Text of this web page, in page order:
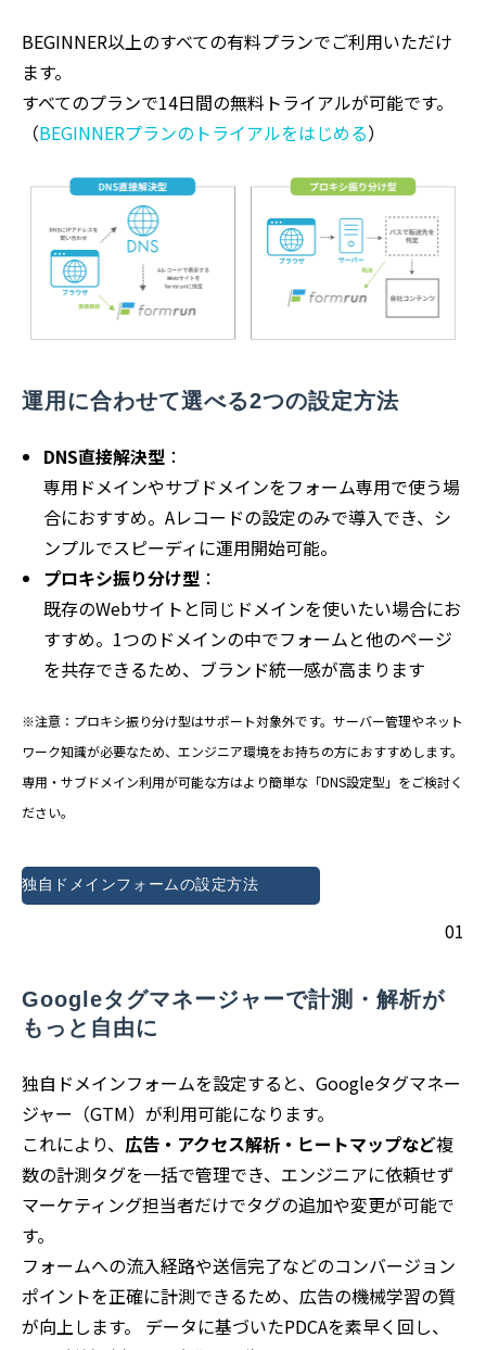
BEGINNER以上のすべての有料プランでご利用いただけ
ます。
すべてのプランで14日間の無料トライアルが可能です。
（BEGINNERプランのトライアルをはじめる）
運用に合わせて選べる2つの設定方法
DNS直接解決型 ：
専用ドメインやサブドメインをフォーム専用で使う場
合におすすめ。Aレコードの設定のみで導入でき、シ
ンプルでスピーディに運用開始可能。
プロキシ振り分け型 ：
既存のWebサイトと同じドメインを使いたい場合にお
すすめ。1つのドメインの中でフォームと他のページ
を共存できるため、ブランド統一感が高まります
※注意：プロキシ振り分け型はサポート対象外です。サーバー管理やネット
ワーク知識が必要なため、エンジニア環境をお持ちの方におすすめします。
専用・サブドメイン利用が可能な方はより簡単な「DNS設定型」をご検討く
ださい。
独自ドメインフォームの設定方法
01
Googleタグマネージャーで計測・解析が
もっと自由に
独自ドメインフォームを設定すると、Googleタグマネー
ジャー（GTM）が利用可能になります。
これにより、 広告・アクセス解析・ヒートマップなど複
数の計測タグを一括で管理でき、エンジニアに依頼せず
マーケティング担当者だけでタグの追加や変更が可能で
す。
フォームへの流入経路や送信完了などのコンバージョン
ポイントを正確に計測できるため、広告の機械学習の質
が向上します。 データに基づいたPDCAを素早く回し、